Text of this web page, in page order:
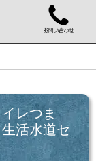
レつま
活水道セ